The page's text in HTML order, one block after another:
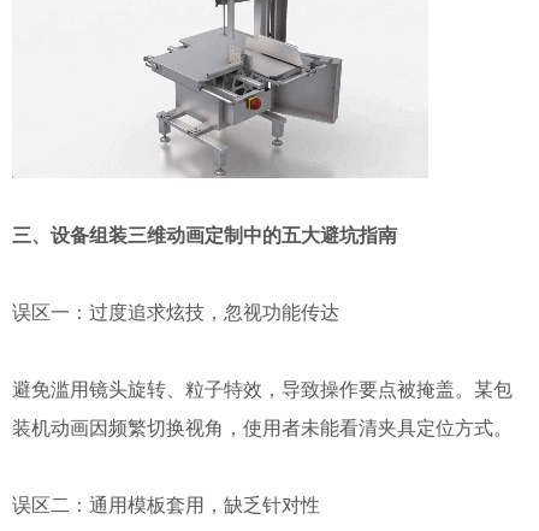
三、设备组装三维动画定制中的五大避坑指南
误区一：过度追求炫技，忽视功能传达
避免滥用镜头旋转、粒子特效，导致操作要点被掩盖。某包
装机动画因频繁切换视角，使用者未能看清夹具定位方式。
误区二：通用模板套用，缺乏针对性